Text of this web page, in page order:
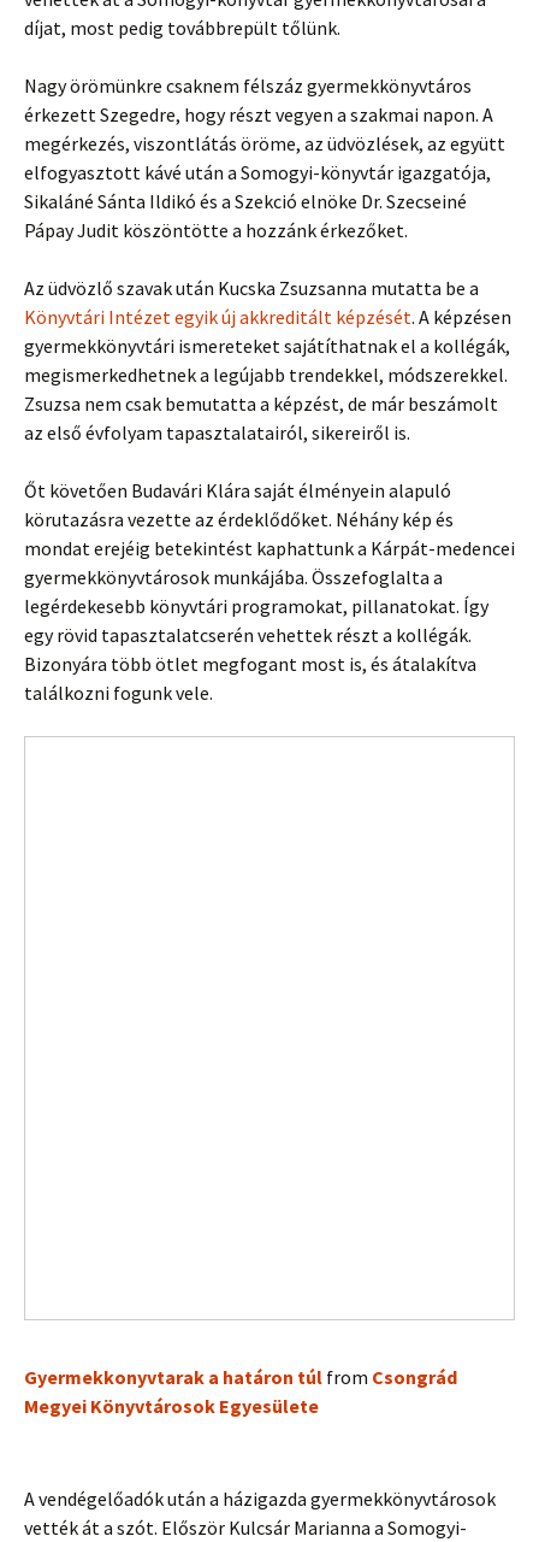
díjat, most pedig továbbrepült tőlünk.
Nagy örömünkre csaknem félszáz gyermekkönyvtáros
érkezett Szegedre, hogy részt vegyen a szakmai napon. A
megérkezés, viszontlátás öröme, az üdvözlések, az együtt
elfogyasztott kávé után a Somogyi-könyvtár igazgatója,
Sikaláné Sánta Ildikó és a Szekció elnöke Dr. Szecseiné
Pápay Judit köszöntötte a hozzánk érkezőket.
Az üdvözlő szavak után Kucska Zsuzsanna mutatta be a
Könyvtári Intézet egyik új akkreditált képzését. A képzésen
gyermekkönyvtári ismereteket sajátíthatnak el a kollégák,
megismerkedhetnek a legújabb trendekkel, módszerekkel.
Zsuzsa nem csak bemutatta a képzést, de már beszámolt
az első évfolyam tapasztalatairól, sikereiről is.
Őt követően Budavári Klára saját élményein alapuló
körutazásra vezette az érdeklődőket. Néhány kép és
mondat erejéig betekintést kaphattunk a Kárpát-medencei
gyermekkönyvtárosok munkájába. Összefoglalta a
legérdekesebb könyvtári programokat, pillanatokat. Így
egy rövid tapasztalatcserén vehettek részt a kollégák.
Bizonyára több ötlet megfogant most is, és átalakítva
találkozni fogunk vele.
Gyermekkonyvtarak a határon túl from Csongrád
Megyei Könyvtárosok Egyesülete
A vendégelőadók után a házigazda gyermekkönyvtárosok
vették át a szót. Először Kulcsár Marianna a Somogyi-